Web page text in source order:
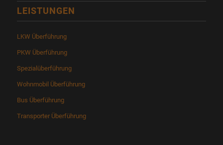
LEISTUNGEN
LKW Überführung
PKW Überführung
Spezialüberführung
Wohnmobil Überführung
Bus Überführung
Transporter Überführung